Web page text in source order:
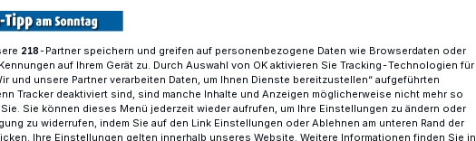
Training für Senioren am 31. März - jetzt anmelden!
218-Partner speichern und greifen auf personenbezogene Daten wie Browserdaten oder
auf Ihrem Gerät zu. Durch Auswahl von OK aktivieren Sie Tracking-Technologien für
und unsere Partner verarbeiten Daten, um Ihnen Dienste bereitzustellen“ aufgeführten
Tracker deaktiviert sind, sind manche Inhalte und Anzeigen möglicherweise nicht mehr so
Sie können dieses Menü jederzeit wieder aufrufen, um Ihre Einstellungen zu ändern oder
zu widerrufen, indem Sie auf den Link Einstellungen oder Ablehnen am unteren Rand der
Ihre Einstellungen gelten innerhalb unseres Website. Weitere Informationen finden Sie in